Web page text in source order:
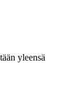
yleensä